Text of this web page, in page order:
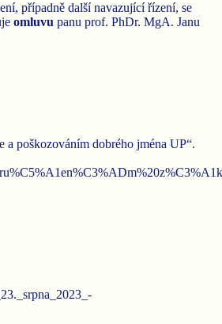
případně další navazující řízení, se
omluvu panu prof. PhDr. MgA. Janu
poškozováním dobrého jména UP“.